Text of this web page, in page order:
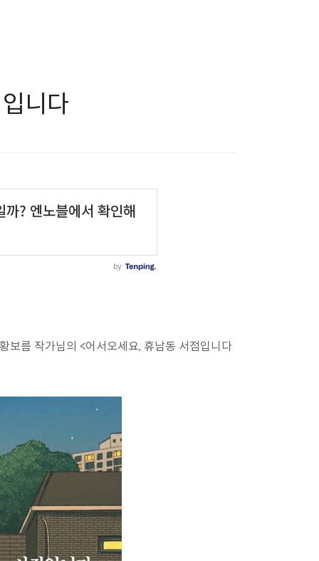
니다
보름 작가님의 <어서오세요, 휴남동 서점입니다